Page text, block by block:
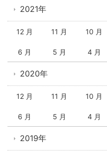
2021年
12 月 11 月 10 月
6 月 5 月 4 月
2020年
12 月 11 月 10 月
6 月 5 月 4 月
2019年